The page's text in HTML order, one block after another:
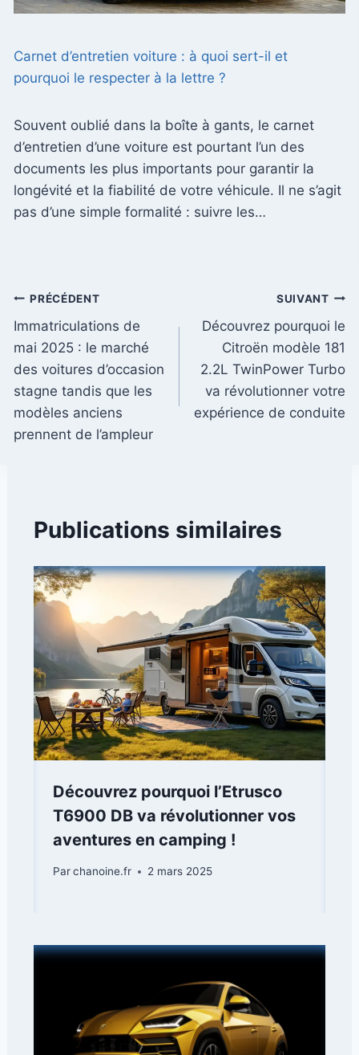
Carnet d’entretien voiture : à quoi sert-il et
pourquoi le respecter à la lettre ?
Souvent oublié dans la boîte à gants, le carnet
d’entretien d’une voiture est pourtant l’un des
documents les plus importants pour garantir la
longévité et la fiabilité de votre véhicule. Il ne s’agit
pas d’une simple formalité : suivre les…
Navigation
de
l’article
PRÉCÉDENT
Immatriculations de
mai 2025 : le marché
des voitures d’occasion
stagne tandis que les
modèles anciens
prennent de l’ampleur
SUIVANT
Découvrez pourquoi le
Citroën modèle 181
2.2L TwinPower Turbo
va révolutionner votre
expérience de conduite
Publications similaires
Découvrez pourquoi l’Etrusco
T6900 DB va révolutionner vos
aventures en camping !
Parchanoine.fr 2 mars 2025